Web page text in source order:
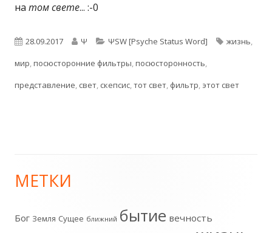
на том свете... :-0
Опубликовано
28.09.2017 Автор
Ψ Рубрики
ΨSW [Psyche Status Word] Метки
жизнь,
мир,посюсторонние фильтры,посюсторонность,
представление, свет, скепсис,тот свет, фильтр, этот свет
Главная
МЕТКИ
Бог Земля Сущее ближний бытие вечность